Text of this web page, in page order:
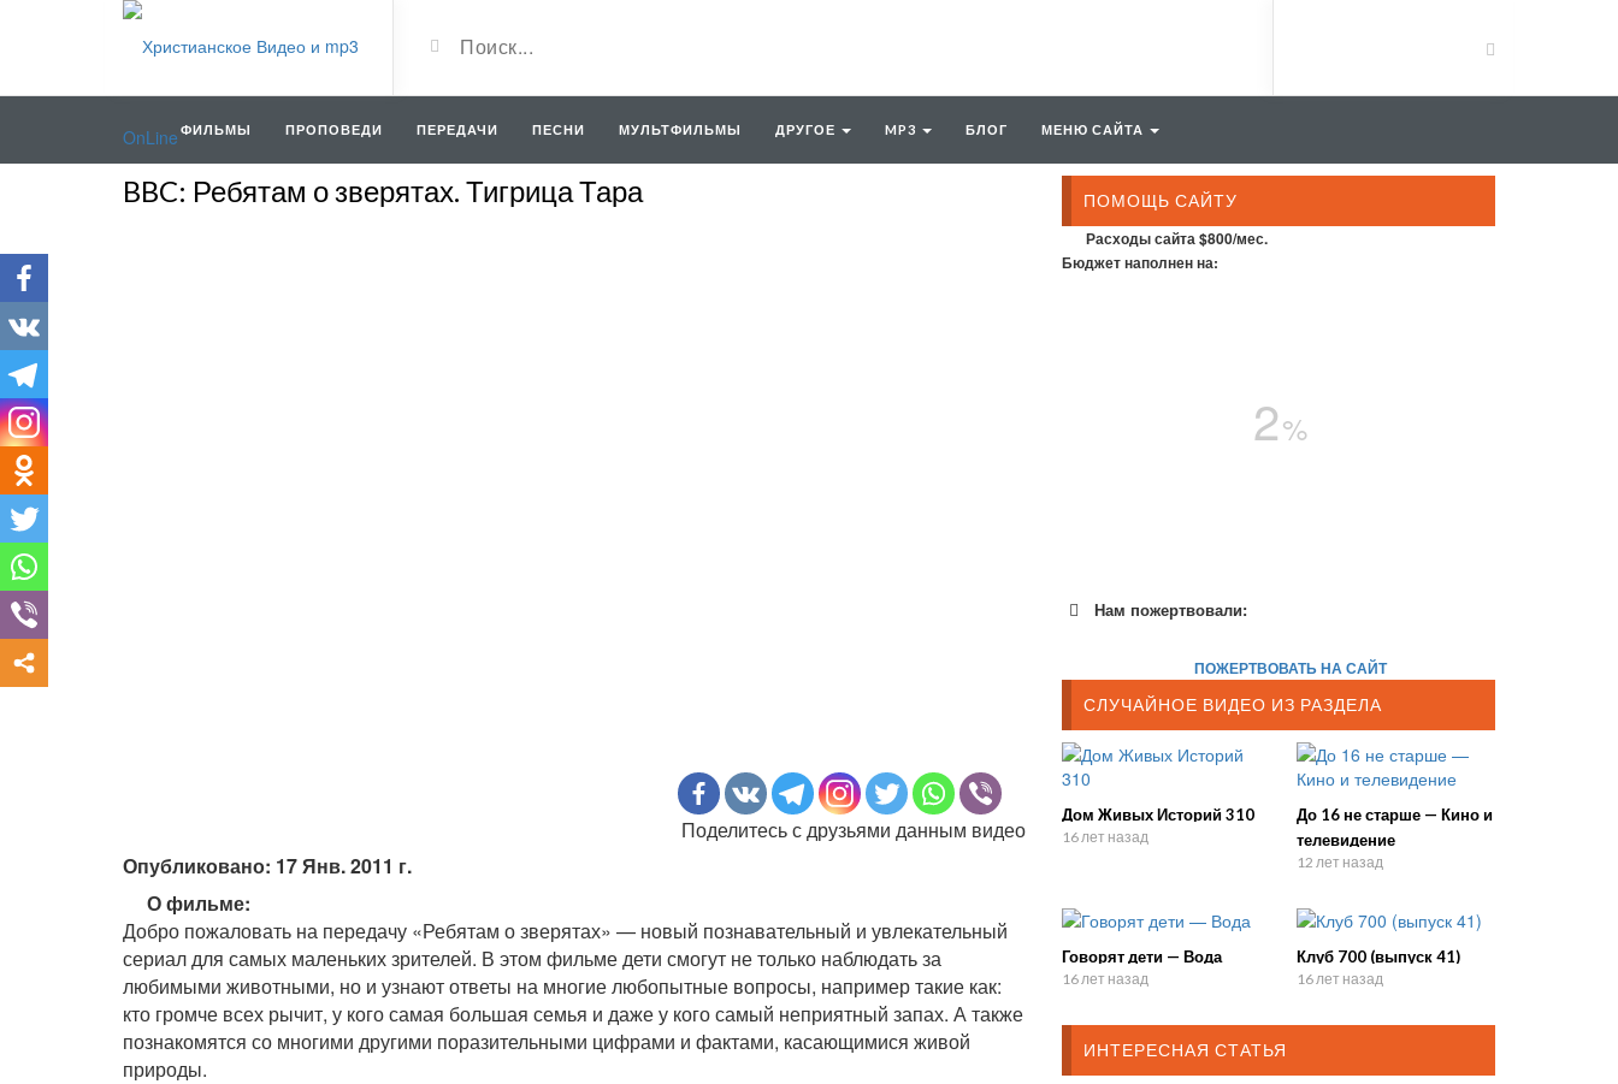
ФИЛЬМЫ ПРОПОВЕДИ ПЕРЕДАЧИ ПЕСНИ МУЛЬТФИЛЬМЫ ДРУГОЕ MP3 БЛОГ МЕНЮ САЙТА
BBC: Ребятам о зверятах. Тигрица Тара
Поделитесь с друзьями данным видео
Опубликовано: 17 Янв. 2011 г.
О фильме:
Добро пожаловать на передачу «Ребятам о зверятах» — новый познавательный и увлекательный
сериал для самых маленьких зрителей. В этом фильме дети смогут не только наблюдать за
любимыми животными, но и узнают ответы на многие любопытные вопросы, например такие как:
кто громче всех рычит, у кого самая большая семья и даже у кого самый неприятный запах. А также
познакомятся со многими другими поразительными цифрами и фактами, касающимися живой
природы.
ПОМОЩЬ САЙТУ
Расходы сайта $800/мес.
Бюджет наполнен на:
2%
Нам пожертвовали:
ПОЖЕРТВОВАТЬ НА САЙТ
СЛУЧАЙНОЕ ВИДЕО ИЗ РАЗДЕЛА
Дом Живых Историй 310
16 лет назад
До 16 не старше — Кино и
телевидение
12 лет назад
Говорят дети — Вода
16 лет назад
Клуб 700 (выпуск 41)
16 лет назад
ИНТЕРЕСНАЯ СТАТЬЯ